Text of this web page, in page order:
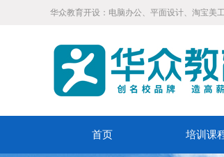
华众教育开设：电脑办公、平面设计、淘宝美
首页 培训课